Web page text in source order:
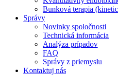
Bunková terapia
Správy
Novinky spoločnosti
Technická informácia
Analýza prípadov
FAQ
Správy z priemyslu
Kontaktuj nás